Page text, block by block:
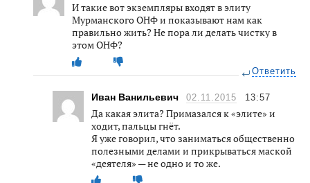
И такие вот экземпляры входят в элиту
Мурманского ОНФ и показывают нам как
правильно жить? Не пора ли делать чистку в
этом ОНФ?
Ответить
Иван Ванильевич 02.11.2015 13:57
Да какая элита? Примазался к «элите» и
ходит, пальцы гнёт.
Я уже говорил, что заниматься общественно
полезными делами и прикрываться маской
«деятеля» — не одно и то же.